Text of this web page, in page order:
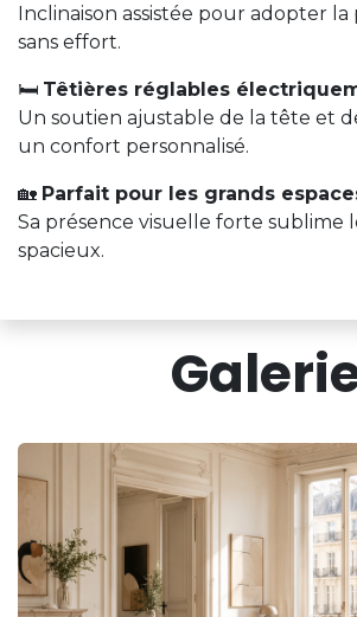
Inclinaison assistée pour adopter la
sans effort.
🛏️ Têtières réglables
Un soutien ajustable de la tête et
un confort personnalisé.
🏡 Parfait pour les grands
Sa présence visuelle forte sublime
spacieux.